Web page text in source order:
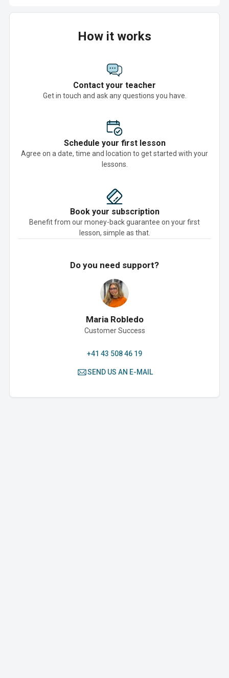
How it works
Contact your teacher
Get in touch and ask any questions you have.
Schedule your first lesson
Agree on a date, time and location to get started with your
lessons.
Book your subscription
Benefit from our money-back guarantee on your first
lesson, simple as that.
Do you need support?
Maria Robledo
Customer Success
+41 43 508 46 19
SEND US AN E-MAIL